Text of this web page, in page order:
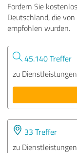
Fordern Sie
Deutschland, die
empfohlen wurden.
45.140 Treffer
zu
33 Treffer
zu